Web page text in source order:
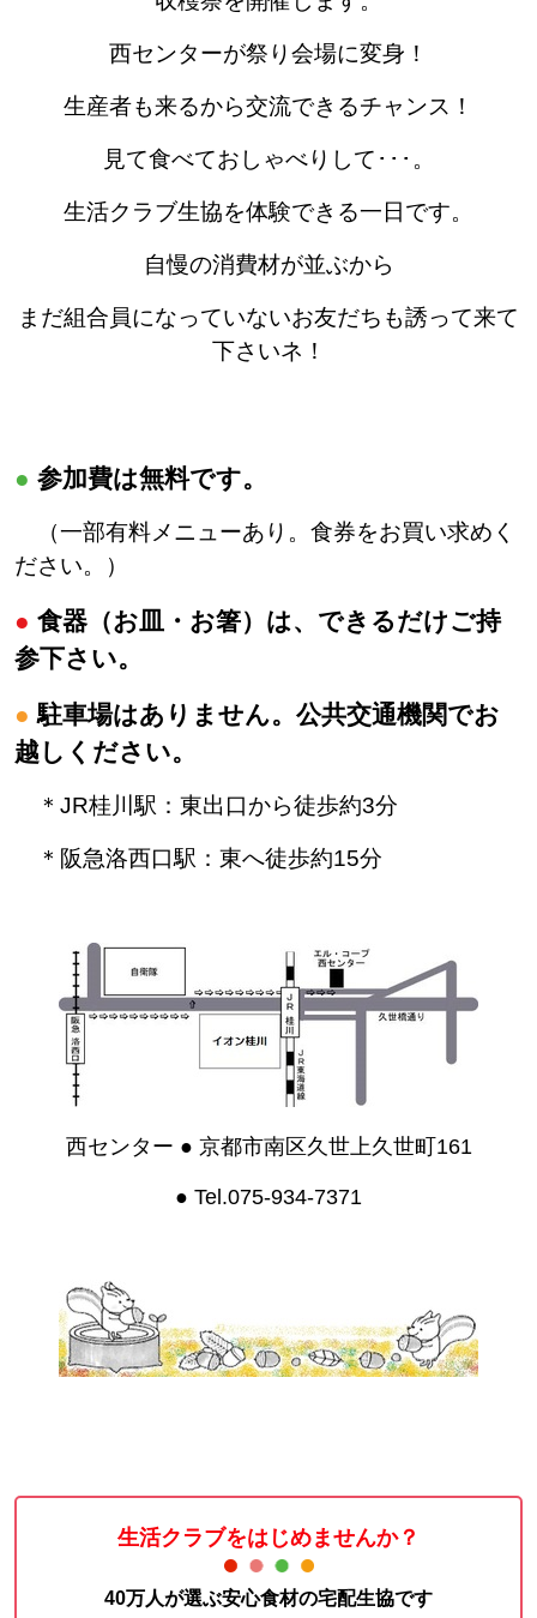
西センターが祭り会場に変身！
生産者も来るから交流できるチャンス！
見て食べておしゃべりして･･･。
生活クラブ生協を体験できる一日です。
自慢の消費材が並ぶから
まだ組合員になっていないお友だちも誘って来て
下さいネ！
● 参加費は無料です。
（一部有料メニューあり。食券をお買い求めく
ださい。）
● 食器（お皿・お箸）は、できるだけご持
参下さい。
● 駐車場はありません。公共交通機関でお
越しください。
＊JR桂川駅：東出口から徒歩約3分
＊阪急洛西口駅：東へ徒歩約15分
西センター ● 京都市南区久世上久世町161
● Tel.075-934-7371
生活クラブをはじめませんか？
40万人が選ぶ安心食材の宅配生協です